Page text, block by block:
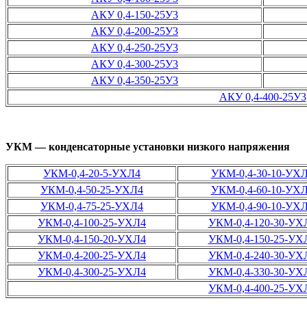
АКУ 0,4-150-25У3
АКУ 0,4-200-25У3
АКУ 0,4-250-25У3
АКУ 0,4-300-25У3
АКУ 0,4-350-25У3
АКУ 0,4-400-25У3
УКМ — конденсаторные установки низкого напряжения
УКМ-0,4-20-5-УХЛ4
УКМ-0,4-30-10-
УКМ-0,4-50-25-УХЛ4
УКМ-0,4-60-10-
УКМ-0,4-75-25-УХЛ4
УКМ-0,4-90-10-
УКМ-0,4-100-25-УХЛ4
УКМ-0,4-120-30-
УКМ-0,4-150-20-УХЛ4
УКМ-0,4-150-25-
УКМ-0,4-200-25-УХЛ4
УКМ-0,4-240-30-
УКМ-0,4-300-25-УХЛ4
УКМ-0,4-330-30-
УКМ-0,4-400-25-